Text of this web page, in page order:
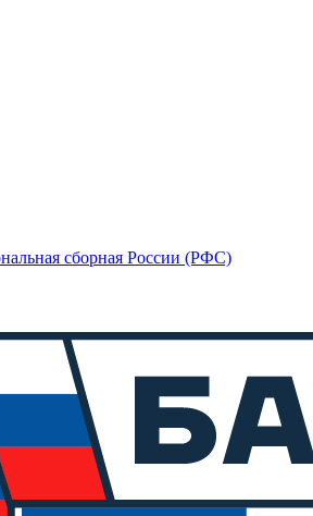
сборная России (РФС)